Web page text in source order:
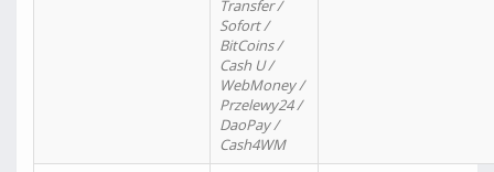
Transfer /
Sofort /
BitCoins /
Cash U /
WebMoney /
Przelewy24 /
DaoPay /
Cash4WM